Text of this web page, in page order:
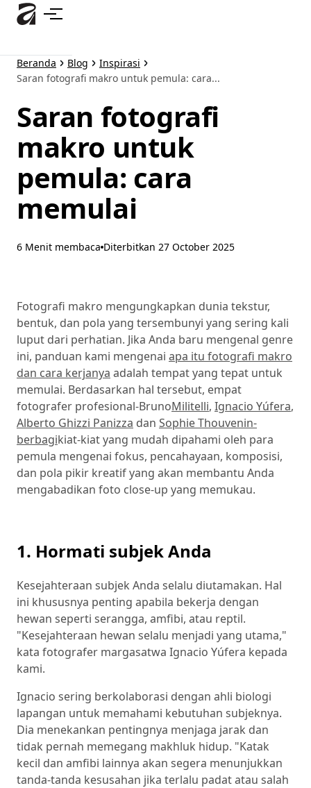
Lewati
utama
Beranda Blog
Inspirasi
Saran fotografi makro untuk pemula: cara...
Saran fotografi
makro untuk
pemula: cara
memulai
6 Menit membaca Diterbitkan 27 October 2025
Fotografi makro mengungkapkan dunia tekstur,
bentuk, dan pola yang tersembunyi yang sering kali
luput dari perhatian. Jika Anda baru mengenal genre
ini, panduan kami mengenai apa itu fotografi makro
dan cara kerjanya adalah tempat yang tepat untuk
memulai. Berdasarkan hal tersebut, empat
fotografer profesional-BrunoMilitelli, Ignacio Yúfera,
Alberto Ghizzi Panizza dan Sophie Thouvenin-
berbagikiat-kiat yang mudah dipahami oleh para
pemula mengenai fokus, pencahayaan, komposisi,
dan pola pikir kreatif yang akan membantu Anda
mengabadikan foto close-up yang memukau.
1. Hormati subjek Anda
Kesejahteraan subjek Anda selalu diutamakan. Hal
ini khususnya penting apabila bekerja dengan
hewan seperti serangga, amfibi, atau reptil.
"Kesejahteraan hewan selalu menjadi yang utama,"
kata fotografer margasatwa Ignacio Yúfera kepada
kami.
Ignacio sering berkolaborasi dengan ahli biologi
lapangan untuk memahami kebutuhan subjeknya.
Dia menekankan pentingnya menjaga jarak dan
tidak pernah memegang makhluk hidup. "Katak
kecil dan amfibi lainnya akan segera menunjukkan
tanda-tanda kesusahan jika terlalu padat atau salah